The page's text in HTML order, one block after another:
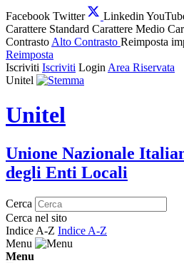
Facebook Twitter Linkedin
Carattere Standard Carattere Medio
Contrasto Alto Contrasto Reimposta
Reimposta
Iscriviti Iscriviti Login Area Riservata
Unitel
Unitel
Unione Nazionale
degli Enti Locali
Cerca
Cerca nel sito
Indice A-Z Indice A-Z
Menu
Menu